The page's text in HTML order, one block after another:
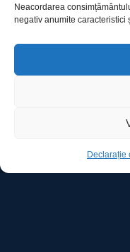
Neacordarea
negativ anumite caracteristici
Declarație